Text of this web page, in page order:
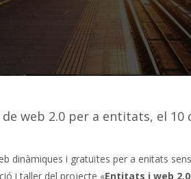
web 2.0 per a entitats, el 10
dinàmiques i gratuïtes per a enitats
i taller del projecte «Entitats i web 2.0